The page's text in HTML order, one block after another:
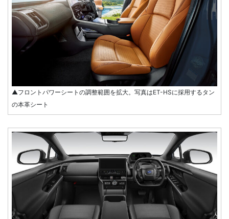
▲フロントパワーシートの調整範囲を拡大。写真はET-HSに採用するタン
の本革シート